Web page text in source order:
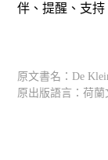
伴、提醒、支持
原文書名：De
原出版語言：荷